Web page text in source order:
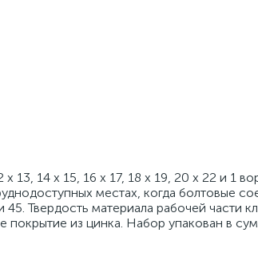
13, 14 х 15, 16 х 17, 18 х 19, 20 х 22 и 1
местах, когда болтовые
Твердость материала рабочей части
из цинка. Набор упакован в